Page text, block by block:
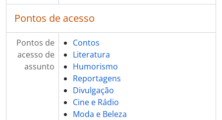
Pontos de acesso
Pontos de
acesso de
assunto
Contos
Literatura
Humorismo
Reportagens
Divulgação
Cine e Rádio
Moda e Beleza